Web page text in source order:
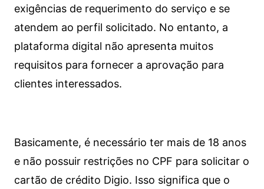
exigências de requerimento do serviço e se
atendem ao perfil solicitado. No entanto, a
plataforma digital não apresenta muitos
requisitos para fornecer a aprovação para
clientes interessados.
Basicamente, é necessário ter mais de 18 anos
e não possuir restrições no CPF para solicitar o
cartão de crédito Digio. Isso significa que o